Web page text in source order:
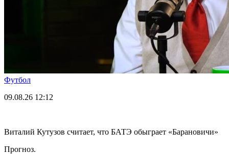
Футбол
09.08.26 12:12
Виталий Кутузов считает, что БАТЭ обыграет «Барановичи»
Прогноз.